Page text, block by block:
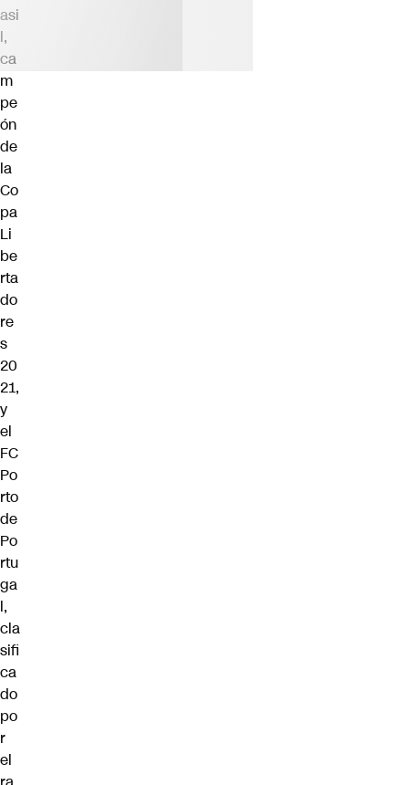
asi
l,
ca
m
pe
ón
de
la
Co
pa
Li
be
rta
do
re
s
20
21,
y
el
FC
Po
rto
de
Po
rtu
ga
l,
cla
sifi
ca
do
po
r
el